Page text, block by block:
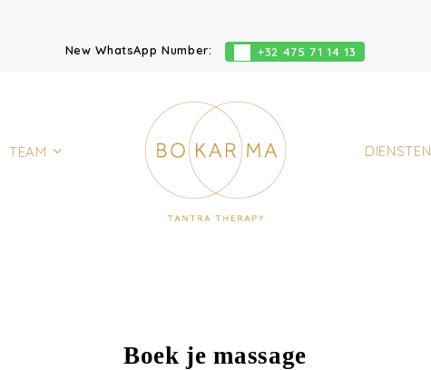
New WhatsApp Number: +32 475 71 14 13
TEAM DIENSTEN
Boek je massage